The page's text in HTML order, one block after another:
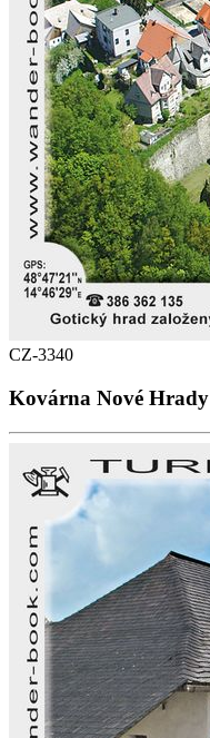
CZ-3340
Kovárna Nové Hrady